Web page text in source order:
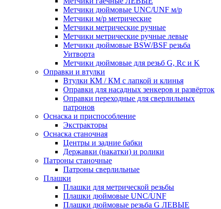
Метчики дюймовые UNC/UNF м/р
Метчики м/р метрические
Метчики метрические ручные
Метчики метрические ручные левые
Метчики дюймовые BSW/BSF резьба
Уитворта
Метчики дюймовые для резьб G, Rc и K
Оправки и втулки
Втулки КМ / КМ с лапкой и клинья
Оправки для насадных зенкеров и развёрток
Оправки переходные для сверлильных
патронов
Оснаска и приспособление
Экстракторы
Оснаска станочная
Центры и задние бабки
Державки (накатки) и ролики
Патроны станочные
Патроны сверлильные
Плашки
Плашки для метрической резьбы
Плашки дюймовые UNC/UNF
Плашки дюймовые резьба G ЛЕВЫЕ